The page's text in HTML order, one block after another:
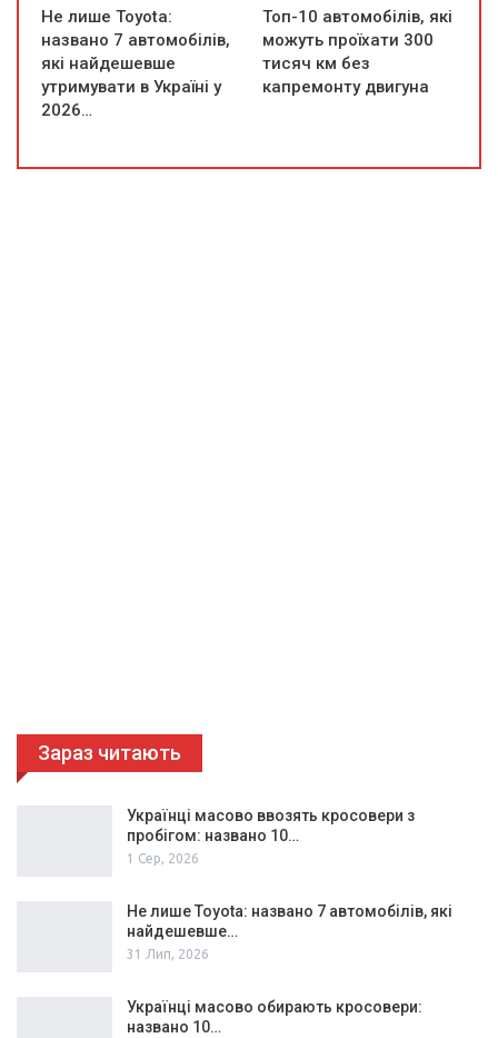
Не лише Toyota:
названо 7 автомобілів,
які найдешевше
утримувати в Україні у
2026…
Топ-10 автомобілів, які
можуть проїхати 300
тисяч км без
капремонту двигуна
Зараз читають
Українці масово ввозять кросовери з
пробігом: названо 10…
1 Сер, 2026
Не лише Toyota: названо 7 автомобілів, які
найдешевше…
31 Лип, 2026
Українці масово обирають кросовери:
названо 10…